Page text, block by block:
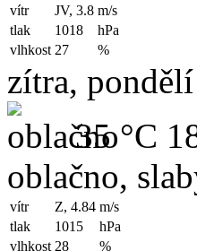
vítr JV, 3.8 m/s
tlak
1018
hPa
vlhkost 27 %
zítra,
35 °C
oblačno,
vítr Z, 4.84 m/s
tlak
1015
hPa
vlhkost 28 %